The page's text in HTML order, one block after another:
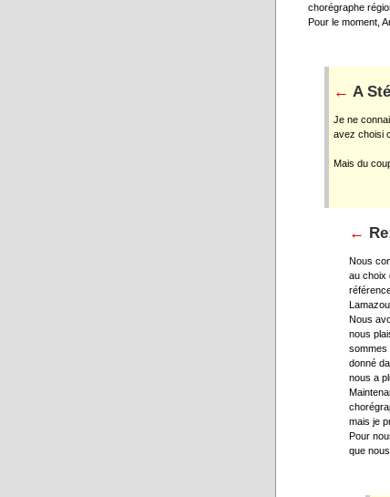
chorégraphe
Pour le moment,
← A
Je ne
avez choisi
Mais du
←
Nous
au choix
Nous
nous
sommes
donné
nous a
mais je
Pour
que